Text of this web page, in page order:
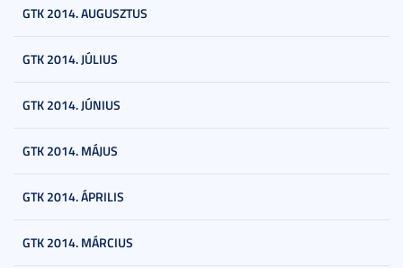
GTK 2014. AUGUSZTUS
GTK 2014. JÚLIUS
GTK 2014. JÚNIUS
GTK 2014. MÁJUS
GTK 2014. ÁPRILIS
GTK 2014. MÁRCIUS